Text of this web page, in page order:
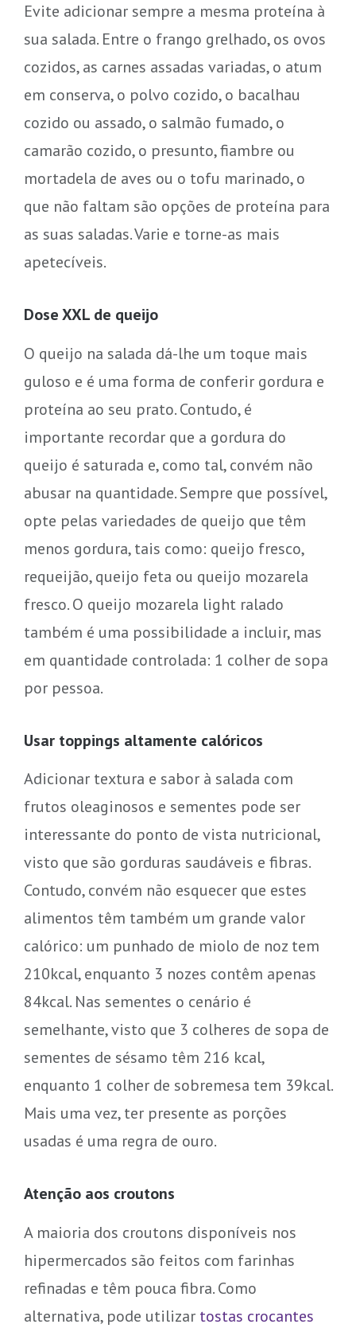
Evite adicionar sempre a mesma proteína à
sua salada. Entre o frango grelhado, os ovos
cozidos, as carnes assadas variadas, o atum
em conserva, o polvo cozido, o bacalhau
cozido ou assado, o salmão fumado, o
camarão cozido, o presunto, fiambre ou
mortadela de aves ou o tofu marinado, o
que não faltam são opções de proteína para
as suas saladas. Varie e torne-as mais
apetecíveis.
Dose XXL de queijo
O queijo na salada dá-lhe um toque mais
guloso e é uma forma de conferir gordura e
proteína ao seu prato. Contudo, é
importante recordar que a gordura do
queijo é saturada e, como tal, convém não
abusar na quantidade. Sempre que possível,
opte pelas variedades de queijo que têm
menos gordura, tais como: queijo fresco,
requeijão, queijo feta ou queijo mozarela
fresco. O queijo mozarela light ralado
também é uma possibilidade a incluir, mas
em quantidade controlada: 1 colher de sopa
por pessoa.
Usar toppings altamente calóricos
Adicionar textura e sabor à salada com
frutos oleaginosos e sementes pode ser
interessante do ponto de vista nutricional,
visto que são gorduras saudáveis e fibras.
Contudo, convém não esquecer que estes
alimentos têm também um grande valor
calórico: um punhado de miolo de noz tem
210kcal, enquanto 3 nozes contêm apenas
84kcal. Nas sementes o cenário é
semelhante, visto que 3 colheres de sopa de
sementes de sésamo têm 216 kcal,
enquanto 1 colher de sobremesa tem 39kcal.
Mais uma vez, ter presente as porções
usadas é uma regra de ouro.
Atenção aos croutons
A maioria dos croutons disponíveis nos
hipermercados são feitos com farinhas
refinadas e têm pouca fibra. Como
alternativa, pode utilizar tostas crocantes